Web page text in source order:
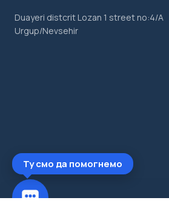
Duayeri distcrit Lozan 1 street no:4/A
Urgup/Nevsehir
Ту смо да помогнемо